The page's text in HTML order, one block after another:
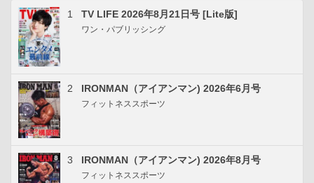
1 TV LIFE 2026年8月21日号 [Lite版]
ワン・パブリッシング
2 IRONMAN（アイアンマン) 2026年6月号
フィットネススポーツ
3 IRONMAN（アイアンマン) 2026年8月号
フィットネススポーツ